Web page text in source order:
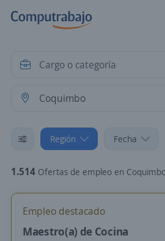
Región Fecha
1.514 Ofertas de empleo en
Empleo destacado
Maestro(a) de Cocina